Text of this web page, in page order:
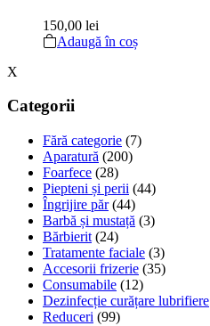
150,00 lei
Adaugă în coș
X
Categorii
Fără categorie (7)
Aparatură (200)
Foarfece (28)
Piepteni și perii (44)
Îngrijire păr (44)
Barbă și mustață (3)
Bărbierit (24)
Tratamente faciale (3)
Accesorii frizerie (35)
Consumabile (12)
Dezinfecție curățare lubrifiere
Reduceri (99)